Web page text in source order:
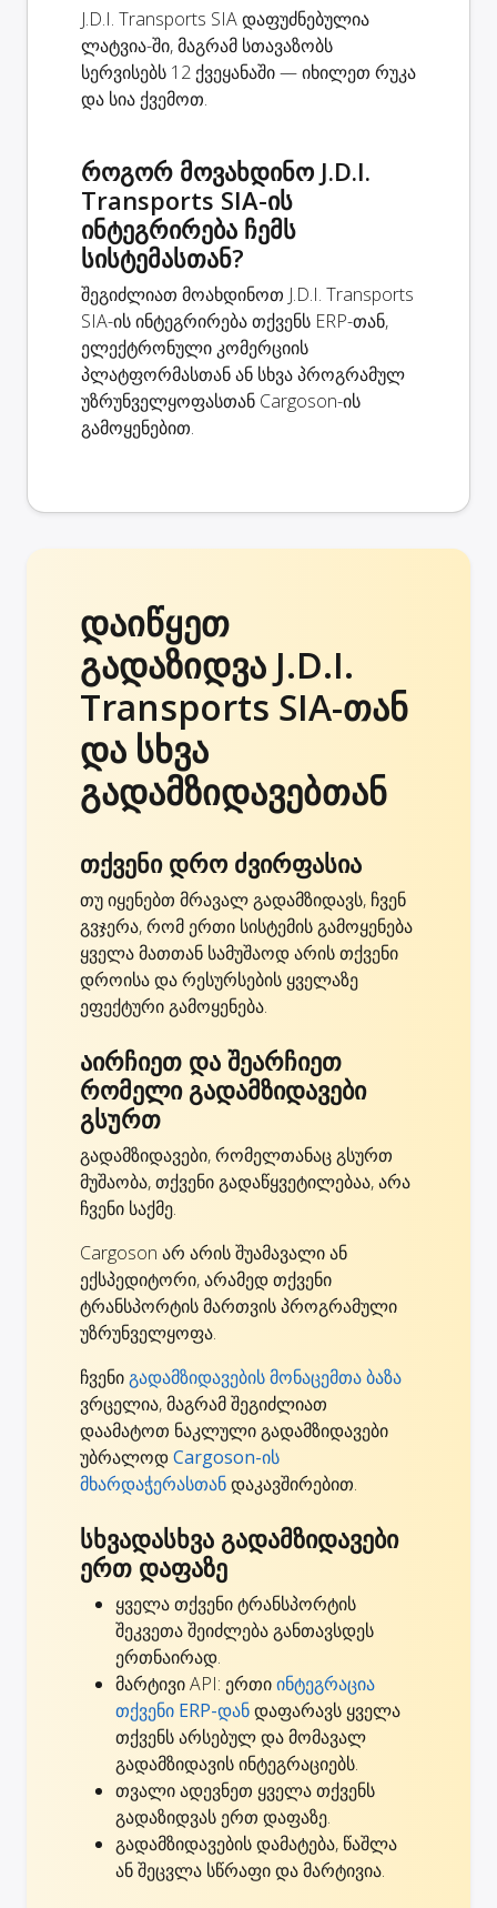
J.D.I. Transports SIA დაფუძნებულია
ლატვია-ში, მაგრამ სთავაზობს
სერვისებს 12 ქვეყანაში — იხილეთ რუკა
და სია ქვემოთ.
როგორ მოვახდინო J.D.I.
Transports SIA-ის
ინტეგრირება ჩემს
სისტემასთან?
შეგიძლიათ მოახდინოთ J.D.I. Transports
SIA-ის ინტეგრირება თქვენს ERP-თან,
ელექტრონული კომერციის
პლატფორმასთან ან სხვა პროგრამულ
უზრუნველყოფასთან Cargoson-ის
გამოყენებით.
დაიწყეთ
გადაზიდვა J.D.I.
Transports SIA-თან
და სხვა
გადამზიდავებთან
თქვენი დრო ძვირფასია
თუ იყენებთ მრავალ გადამზიდავს, ჩვენ
გვჯერა, რომ ერთი სისტემის გამოყენება
ყველა მათთან სამუშაოდ არის თქვენი
დროისა და რესურსების ყველაზე
ეფექტური გამოყენება.
აირჩიეთ და შეარჩიეთ
რომელი გადამზიდავები
გსურთ
გადამზიდავები, რომელთანაც გსურთ
მუშაობა, თქვენი გადაწყვეტილებაა, არა
ჩვენი საქმე.
Cargoson არ არის შუამავალი ან
ექსპედიტორი, არამედ თქვენი
ტრანსპორტის მართვის პროგრამული
უზრუნველყოფა.
ჩვენიგადამზიდავების მონაცემთა ბაზა
ვრცელია, მაგრამ შეგიძლიათ
დაამატოთ ნაკლული გადამზიდავები
უბრალოდCargoson-ის
მხარდაჭერასთანდაკავშირებით.
სხვადასხვა გადამზიდავები
ერთ დაფაზე
ყველა თქვენი ტრანსპორტის
შეკვეთა შეიძლება განთავსდეს
ერთნაირად.
მარტივი API: ერთიინტეგრაცია
თქვენი ERP-დანდაფარავს ყველა
თქვენს არსებულ და მომავალ
გადამზიდავის ინტეგრაციებს.
თვალი ადევნეთ ყველა თქვენს
გადაზიდვას ერთ დაფაზე.
გადამზიდავების დამატება, წაშლა
ან შეცვლა სწრაფი და მარტივია.